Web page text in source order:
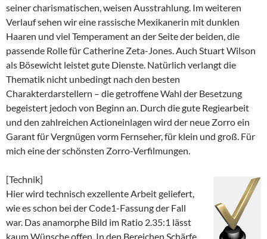
seiner charismatischen, weisen Ausstrahlung. Im weiteren
Verlauf sehen wir eine rassische Mexikanerin mit dunklen
Haaren und viel Temperament an der Seite der beiden, die
passende Rolle für Catherine Zeta-Jones. Auch Stuart Wilson
als Bösewicht leistet gute Dienste. Natürlich verlangt die
Thematik nicht unbedingt nach den besten
Charakterdarstellern – die getroffene Wahl der Besetzung
begeistert jedoch von Beginn an. Durch die gute Regiearbeit
und den zahlreichen Actioneinlagen wird der neue Zorro ein
Garant für Vergnügen vorm Fernseher, für klein und groß. Für
mich eine der schönsten Zorro-Verfilmungen.
[Technik]
Hier wird technisch exzellente Arbeit geliefert,
wie es schon bei der Code1-Fassung der Fall
war. Das anamorphe Bild im Ratio 2.35:1 lässt
kaum Wünsche offen. In den Bereichen Schärfe,